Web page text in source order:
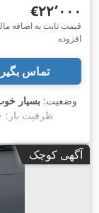
‎€۲۲٬۰۰۰
قیمت ثابت به اضافه
افزوده
تماس
وضعیت: بسیار
, ظرفیت بار:
میلی‌متر, مرکز
تریپلکس ,
,
آگهی کوچک